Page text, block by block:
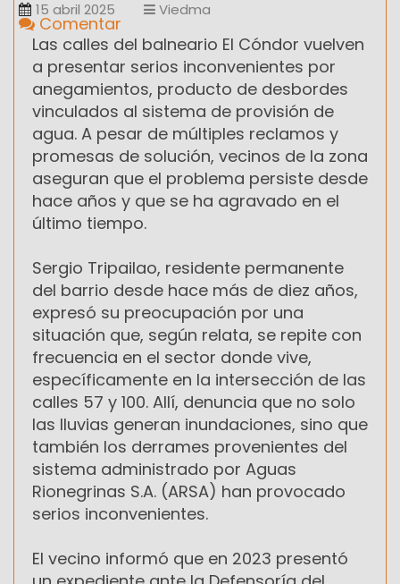
15 abril 2025 Viedma
Comentar
Las calles del balneario El Cóndor vuelven
a presentar serios inconvenientes por
anegamientos, producto de desbordes
vinculados al sistema de provisión de
agua. A pesar de múltiples reclamos y
promesas de solución, vecinos de la zona
aseguran que el problema persiste desde
hace años y que se ha agravado en el
último tiempo.
Sergio Tripailao, residente permanente
del barrio desde hace más de diez años,
expresó su preocupación por una
situación que, según relata, se repite con
frecuencia en el sector donde vive,
específicamente en la intersección de las
calles 57 y 100. Allí, denuncia que no solo
las lluvias generan inundaciones, sino que
también los derrames provenientes del
sistema administrado por Aguas
Rionegrinas S.A. (ARSA) han provocado
serios inconvenientes.
El vecino informó que en 2023 presentó